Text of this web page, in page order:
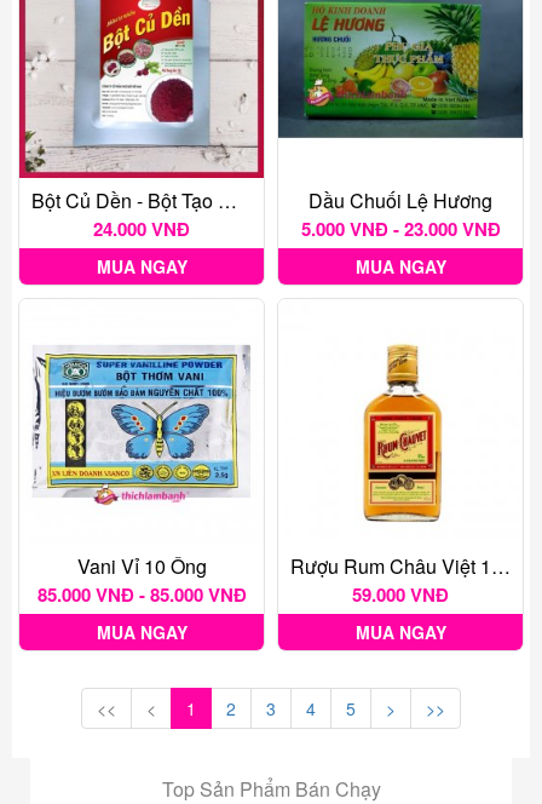
Bột Củ Dền - Bột Tạo Màu Thực Phẩm Tự Nhiên Gói 20G
24.000 VNĐ
MUA NGAY
Dầu Chuối Lệ Hương
5.000 VNĐ - 23.000 VNĐ
MUA NGAY
Vani Vỉ 10 Ống
85.000 VNĐ - 85.000 VNĐ
MUA NGAY
Rượu Rum Châu Việt 175 Ml
59.000 VNĐ
MUA NGAY
<< < 1 2 3 4 5 > >>
Top Sản Phẩm Bán Chạy